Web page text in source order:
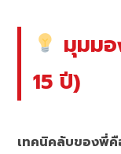
มุมม
15 ปี)
เทคนิคลับของพี่คื